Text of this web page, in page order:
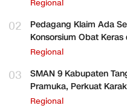
Regional
02
Pedagang Klaim Ada
Konsorsium Obat
Regional
03
SMAN 9 Kabupaten
Pramuka, Perkuat
Regional